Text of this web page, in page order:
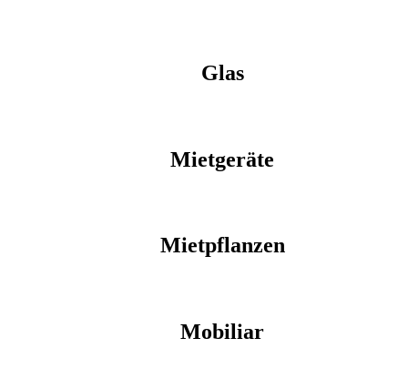
Glas
Mietgeräte
Mietpflanzen
Mobiliar